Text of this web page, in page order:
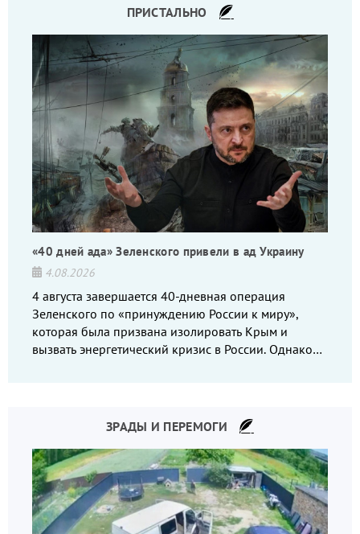
ПРИСТАЛЬНО
«40 дней ада» Зеленского привели в ад Украину
4.08.2026
4 августа завершается 40-дневная операция
Зеленского по «принуждению России к миру»,
которая была призвана изолировать Крым и
вызвать энергетический кризис в России. Однако
ЗРАДЫ И ПЕРЕМОГИ